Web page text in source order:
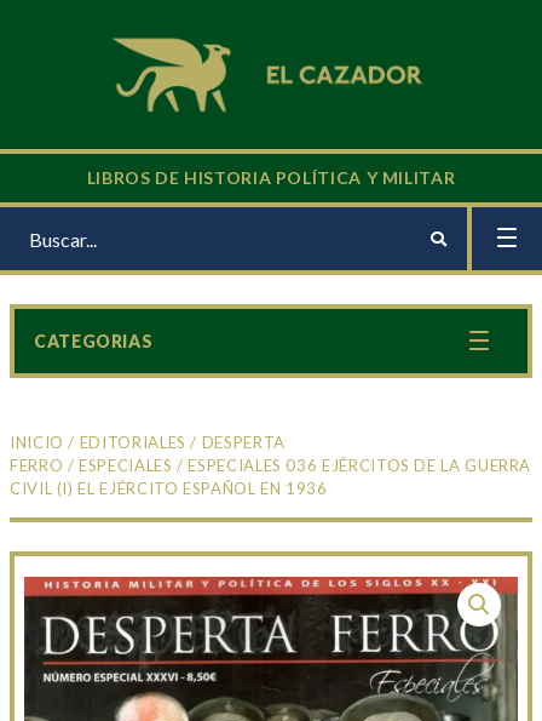
LIBROS DE HISTORIA POLÍTICA Y MILITAR
INICIO / EDITORIALES / DESPERTA
FERRO /ESPECIALES / ESPECIALES 036 EJÉRCITOS DE LA GUERRA
CIVIL (I) EL EJÉRCITO ESPAÑOL EN 1936
CATEGORIAS